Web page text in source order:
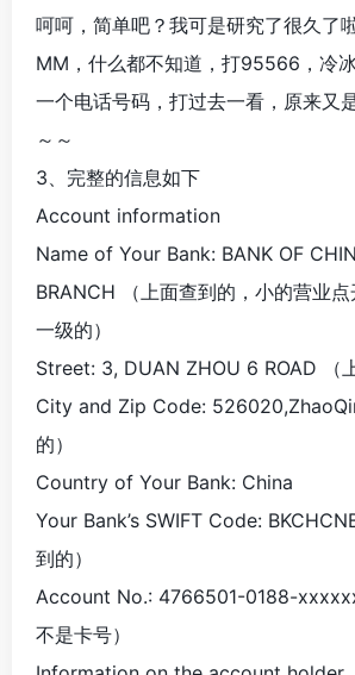
呵呵，简单吧？我可是研究了很久了
MM，什么都不知道，打95566，冷
一个电话号码，打过去一看，原来又
～～
3、完整的信息如下
Account information
Name of Your Bank: BANK OF
BRANCH （上面查到的，小的营业
一级的）
Street: 3, DUAN ZHOU 6 ROAD （
City and Zip Code:
的）
Country of Your Bank: China
Your Bank’s SWIFT Code:
到的）
Account No.: 4766501-0188-
不是卡号）